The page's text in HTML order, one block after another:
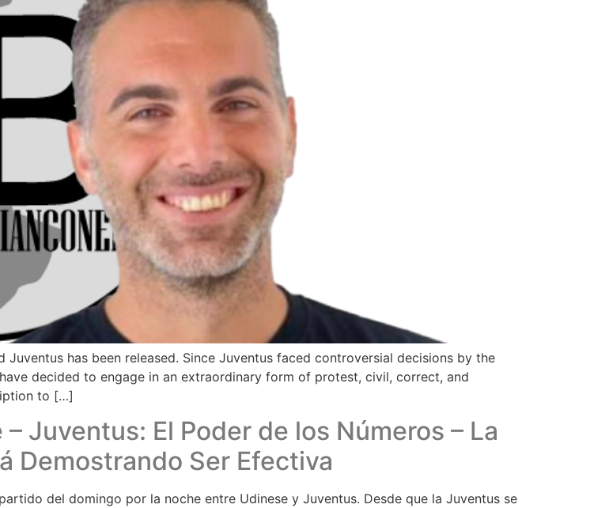
has been released. Since Juventus faced controversial decisions by the
decided to engage in an extraordinary form of protest, civil, correct, and
to […]
Juventus: El Poder de los Números – La
Demostrando Ser Efectiva
del domingo por la noche entre Udinese y Juventus. Desde que la Juventus se